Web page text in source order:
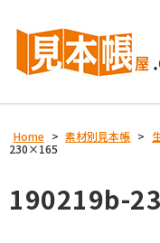
Home > 素材別見本帳 >
230×165
190219b-